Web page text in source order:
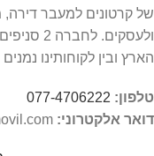
של קרטונים למעבר דירה,
הארץ ובין לקוחותינו
טלפון: 077-4706222
דואר אלקטרוני: